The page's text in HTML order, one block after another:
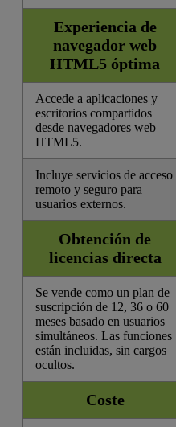
Experiencia de
navegador web
HTML5 óptima
Accede a aplicaciones y
escritorios compartidos
desde navegadores web
HTML5.
Incluye servicios de acceso
remoto y seguro para
usuarios externos.
Obtención de
licencias directa
Se vende como un plan de
suscripción de 12, 36 o 60
meses basado en usuarios
simultáneos. Las funciones
están incluidas, sin cargos
ocultos.
Coste